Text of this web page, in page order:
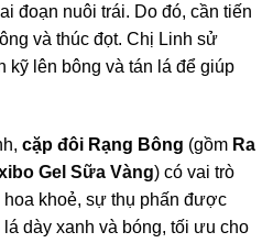
đoạn nuôi trái. Do đó, cần tiến
và thúc đọt. Chị Linh sử
kỹ lên bông và tán lá để giúp
cặp đôi Rạng Bông (gồm Ra
Gel Sữa Vàng) có vai trò
khoẻ, sự thụ phấn được
dày xanh và bóng, tối ưu cho